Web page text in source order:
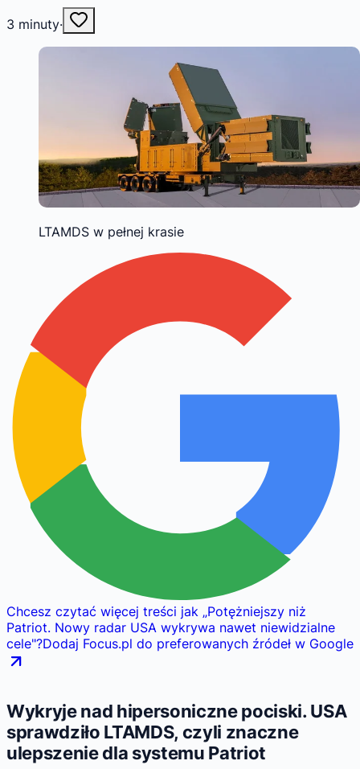
3 minuty·
LTAMDS w pełnej krasie
Chcesz czytać więcej treści jak „Potężniejszy niż
Patriot. Nowy radar USA wykrywa nawet niewidzialne
cele"?Dodaj Focus.pl do preferowanych źródeł w Google
Wykryje nad hipersoniczne pociski. USA
sprawdziło LTAMDS, czyli znaczne
ulepszenie dla systemu Patriot